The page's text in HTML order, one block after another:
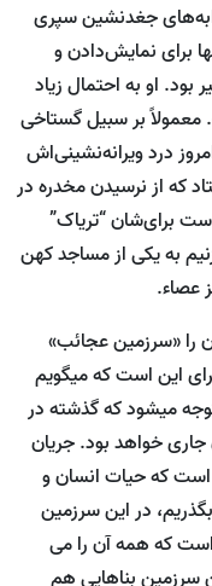
جغدنشین سپری
برای نمایش‌دادن و
او به احتمال زیاد
معمولاً بر سبیل گستاخی
درد ویرانه‌نشینی‌اش
که از نرسیدن مخدره در
برای‌شان “تریاک”
به یکی از مساجد کهن
عصاء.
را «سرزمین عجائب»
این است که می­گویم
می­شود که گذشته در
خواهد بود. جریان
که حیات انسان و
در این سرزمین
است که همه آن را می
سرزمین بناهایی هم